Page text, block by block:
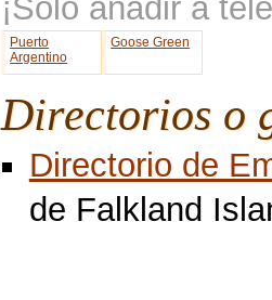
¡Sólo añadir a
Puerto
Argentino
Goose Green
Directorios o
Directorio de
de Falkland